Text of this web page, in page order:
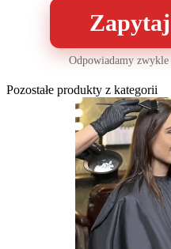
Odpowiadamy
Pozostałe produkty z kategorii